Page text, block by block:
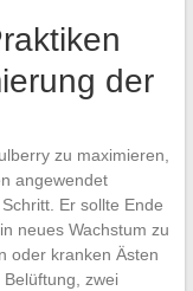
der
zu maximieren,
angewendet
Er sollte Ende
neues Wachstum zu
oder kranken Ästen
zwei